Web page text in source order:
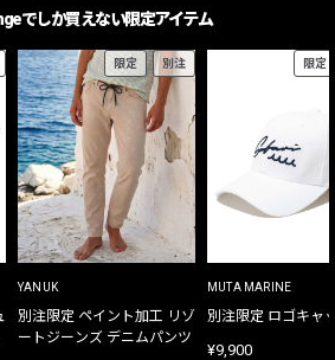
でしか買えない限定アイテム
限定 別注
YANUK
別注限定 ペイント加工 リゾ
ートジーンズ デニムパンツ
限定
MUTA MARINE
別注限定 ロゴキャ
¥9,900